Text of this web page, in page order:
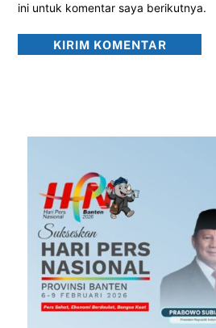
ini untuk komentar saya berikutnya.